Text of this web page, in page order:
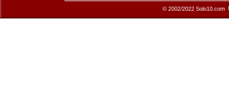
© 2002/2022 Solo10.com